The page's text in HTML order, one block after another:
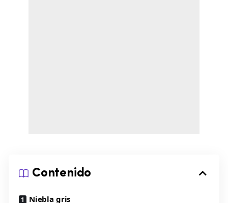
Contenido
Niebla gris